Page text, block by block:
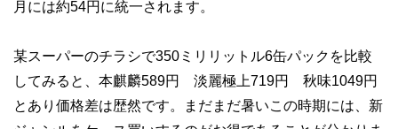
月には約54円に統一されます。
某スーパーのチラシで350ミリリットル6缶パックを比較
してみると、本麒麟589円 淡麗極上719円 秋味1049円
とあり価格差は歴然です。まだまだ暑いこの時期には、新